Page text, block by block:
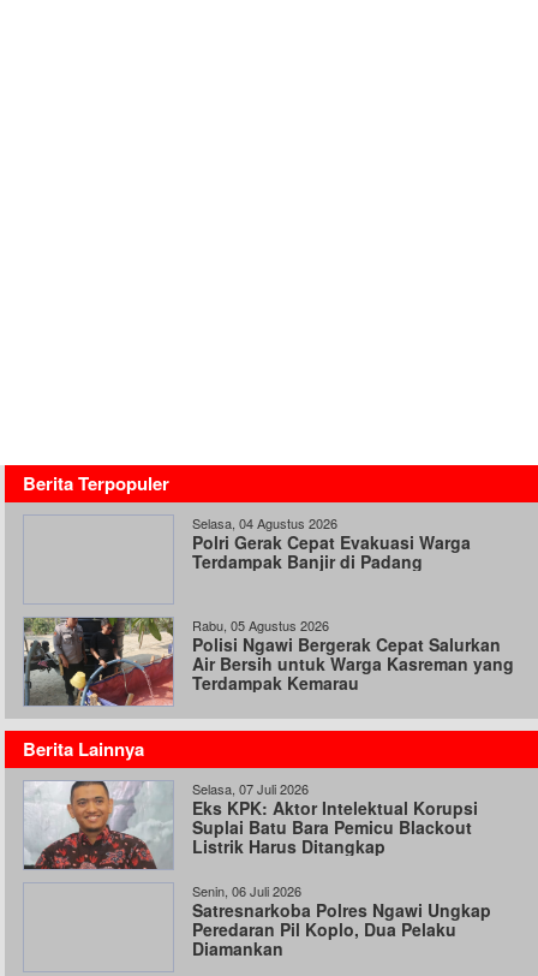
Berita Terpopuler
Selasa, 04 Agustus 2026
Polri Gerak Cepat Evakuasi Warga
Terdampak Banjir di Padang
Rabu, 05 Agustus 2026
Polisi Ngawi Bergerak Cepat Salurkan
Air Bersih untuk Warga Kasreman yang
Terdampak Kemarau
Berita Lainnya
Selasa, 07 Juli 2026
Eks KPK: Aktor Intelektual Korupsi
Suplai Batu Bara Pemicu Blackout
Listrik Harus Ditangkap
Senin, 06 Juli 2026
Satresnarkoba Polres Ngawi Ungkap
Peredaran Pil Koplo, Dua Pelaku
Diamankan